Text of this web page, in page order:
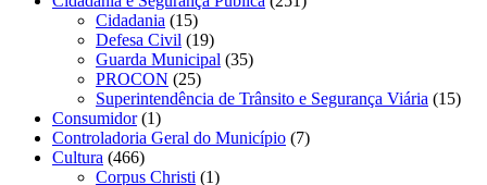
Cidadania (15)
Defesa Civil (19)
Guarda Municipal (35)
PROCON (25)
Superintendência de Trânsito e Segurança Viária (15)
Consumidor(1)
Controladoria Geral do Município (7)
Cultura (466)
Corpus Christi (1)